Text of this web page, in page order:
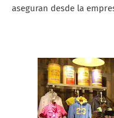
aseguran desde la